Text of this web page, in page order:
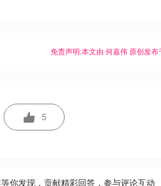
免责声明:本文由 何嘉伟 原创发布
5
你发现，贡献精彩回答，参与评论互动